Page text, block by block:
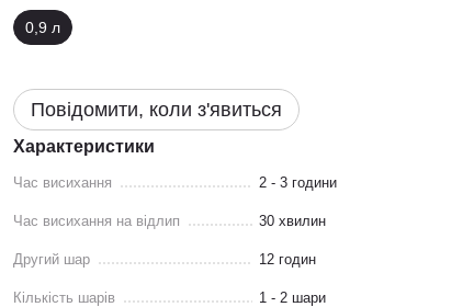
0,9 л
Повідомити, коли з'явиться
Характеристики
Час висихання 2 - 3 години
Час висихання на відлип 30 хвилин
Другий шар 12 годин
Кількість шарів 1 - 2 шари